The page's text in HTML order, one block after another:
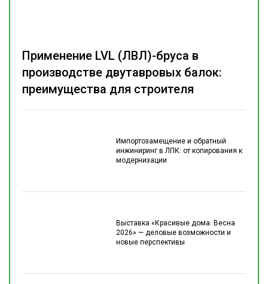
Импортозамещение и обратный
инжиниринг в ЛПК: от копирования к
модернизации
Выставка «Красивые дома. Весна
2026» — деловые возможности и
новые перспективы
Применение LVL (ЛВЛ)-бруса в
производстве двутавровых балок:
преимущества для строителя